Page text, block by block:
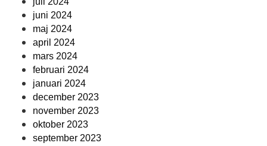
juni 2024
maj 2024
april 2024
mars 2024
februari 2024
januari 2024
december 2023
november 2023
oktober 2023
september 2023